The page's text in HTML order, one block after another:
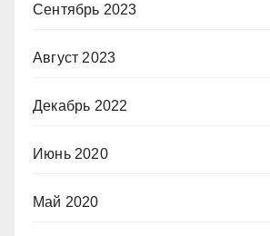
Сентябрь 2023
Август 2023
Декабрь 2022
Июнь 2020
Май 2020